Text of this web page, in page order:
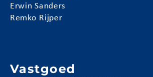
Erwin Sanders
Remko Rijper
Vastgoed